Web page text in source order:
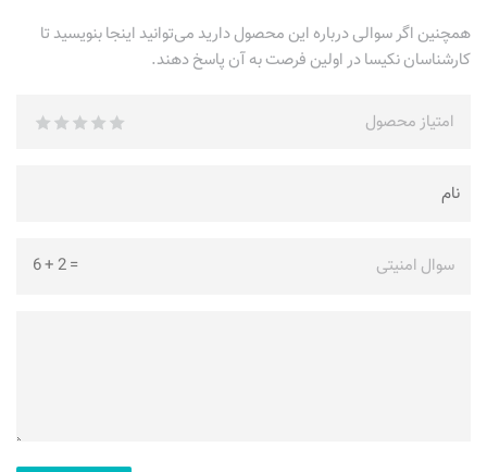
همچنین اگر سوالی درباره این محصول دارید می‌توانید اینجا بنویسید تا
کارشناسان نکیسا در اولین فرصت به آن پاسخ دهند.
امتیاز محصول
سوال امنیتی =
2
+
6